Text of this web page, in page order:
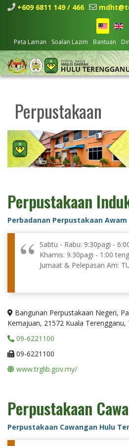
+609 6811 149 / 466
Peta Laman Soalan Lazim Bantuan
Perpustakaan
Perpustakaan
Perbadanan Perpustakaan
Sabtu - Rabu: 9:30pagi -
Khamis: 9.30pagi - 1:00
Jumaat & Pelepasan Am:
Bangunan Perpustakaan Negeri,
Kemajuan, 21572 Kuala Terengganu,
09-6221100
09-6221100
www.trglib.gov.my/
Perpustakaan
Perpustakaan Cawangan Hulu